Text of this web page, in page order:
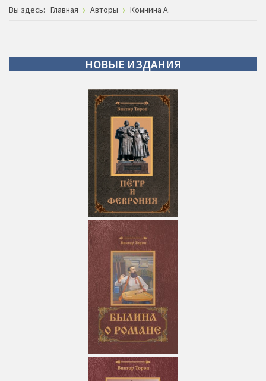
Вы здесь: Главная Авторы Комнина А.
НОВЫЕ ИЗДАНИЯ